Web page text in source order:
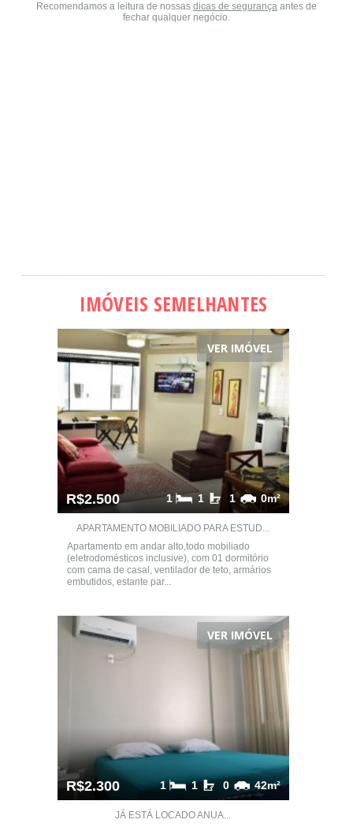
Recomendamos a leitura de nossas dicas de segurança antes de
fechar qualquer negócio.
IMÓVEIS SEMELHANTES
VER IMÓVEL
R$2.500 0m²
1
1
1
APARTAMENTO MOBILIADO PARA ESTUD...
Apartamento em andar alto,todo mobiliado
(eletrodomésticos inclusive), com 01 dormitório
com cama de casal, ventilador de teto, armários
embutidos, estante par...
VER IMÓVEL
R$2.300 42m²
0
1
1
JÁ ESTÁ LOCADO ANUA...